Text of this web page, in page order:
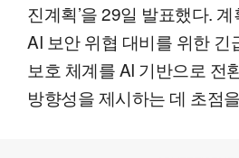
진계획’을 29일 발표했다.
AI 보안 위협 대비를 위한 긴
보호 체계를 AI 기반으로 전
방향성을 제시하는 데 초점